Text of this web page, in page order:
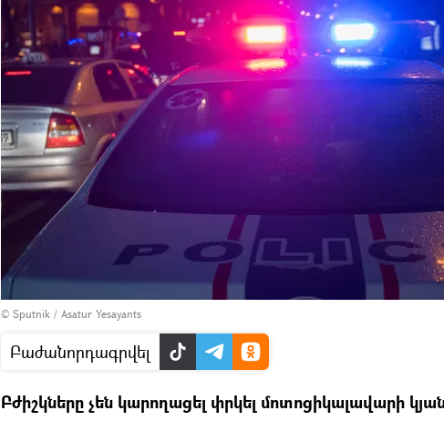
© Sputnik / Asatur Yesayants
Բաժանորդագրվել
Բժիշկները չեն կարողացել փրկել մոտոցիկալավարի